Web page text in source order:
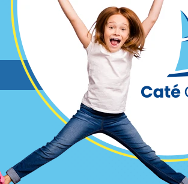
Cookies management panel